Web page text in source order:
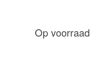
Op voorraad